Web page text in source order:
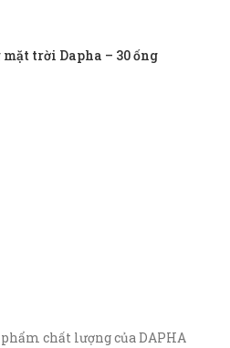
trời Dapha – 30 ống
chất lượng của DAPHA